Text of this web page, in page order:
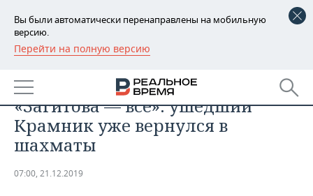
Вы были автоматически перенаправлены на мобильную
версию.
Перейти на полную версию
РЕГИОНЫ
БАШКОРТОСТАН
ТАТАРСТАН
УДМУРТИЯ
НОВОСТИ
АНАЛИТИКА
НОВОСТИ АНАЛИТИКИ
ДЕКЛАРАЦИИ О ДОХОДАХ
ЭКОНОМИКА
НОВОСТИ ЭКОНОМИКИ
ПРОМЫШЛЕННОСТЬ
Для тех, кто считает, что
«Загитова — все»: ушедший
Крамник уже вернулся в
шахматы
07:00, 21.12.2019